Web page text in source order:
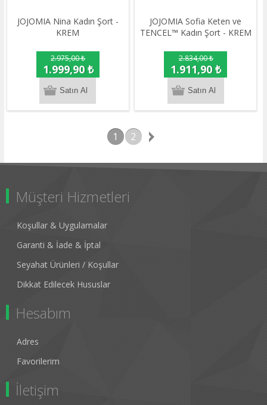
JOJOMIA Nina Kadın Şort -
KREM
2.975,00 ₺
1.999,90 ₺
JOJOMIA Sofia Keten ve
TENCEL™ Kadın Şort - KREM
2.834,00 ₺
1.911,90 ₺
1 2
Müşteri Hizmetleri
Koşullar & Uygulamalar
Garanti & İade & İptal
Seyahat Ürünleri / Koşullar
Dikkat Edilecek Hususlar
Hesabım
Adres
Favorilerim
İletişim